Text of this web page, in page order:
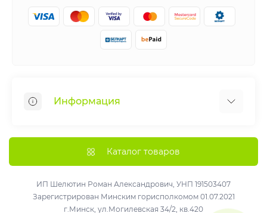
Информация
Как получить больше удовольствия от вашего
нового велосипеда !
О нас
Каталог товаров
ИП Шелютин Роман Александрович, УНП 191503407
Зарегистрирован Минским горисполкомом 01.07.2021
г.Минск, ул.Могилевская 34/2, кв.420